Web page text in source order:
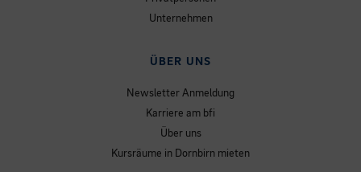
Unternehmen
ÜBER UNS
Newsletter Anmeldung
Karriere am bfi
Über uns
Kursräume in Dornbirn mieten